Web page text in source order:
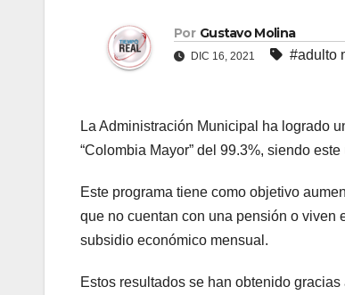
Por Gustavo Molina
DIC 16, 2021 #adulto
La Administración Municipal ha logrado
“Colombia Mayor” del 99.3%, siendo
Este programa tiene como objetivo
que no cuentan con una pensión o viven
subsidio económico mensual.
Estos resultados se han obtenido